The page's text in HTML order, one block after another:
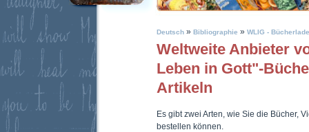
Deutsch » Bibliographie » WLIG -
Weltweite Anbieter
Leben in Gott"-
Artikeln
Es gibt zwei Arten, wie Sie die Bücher,
bestellen können.